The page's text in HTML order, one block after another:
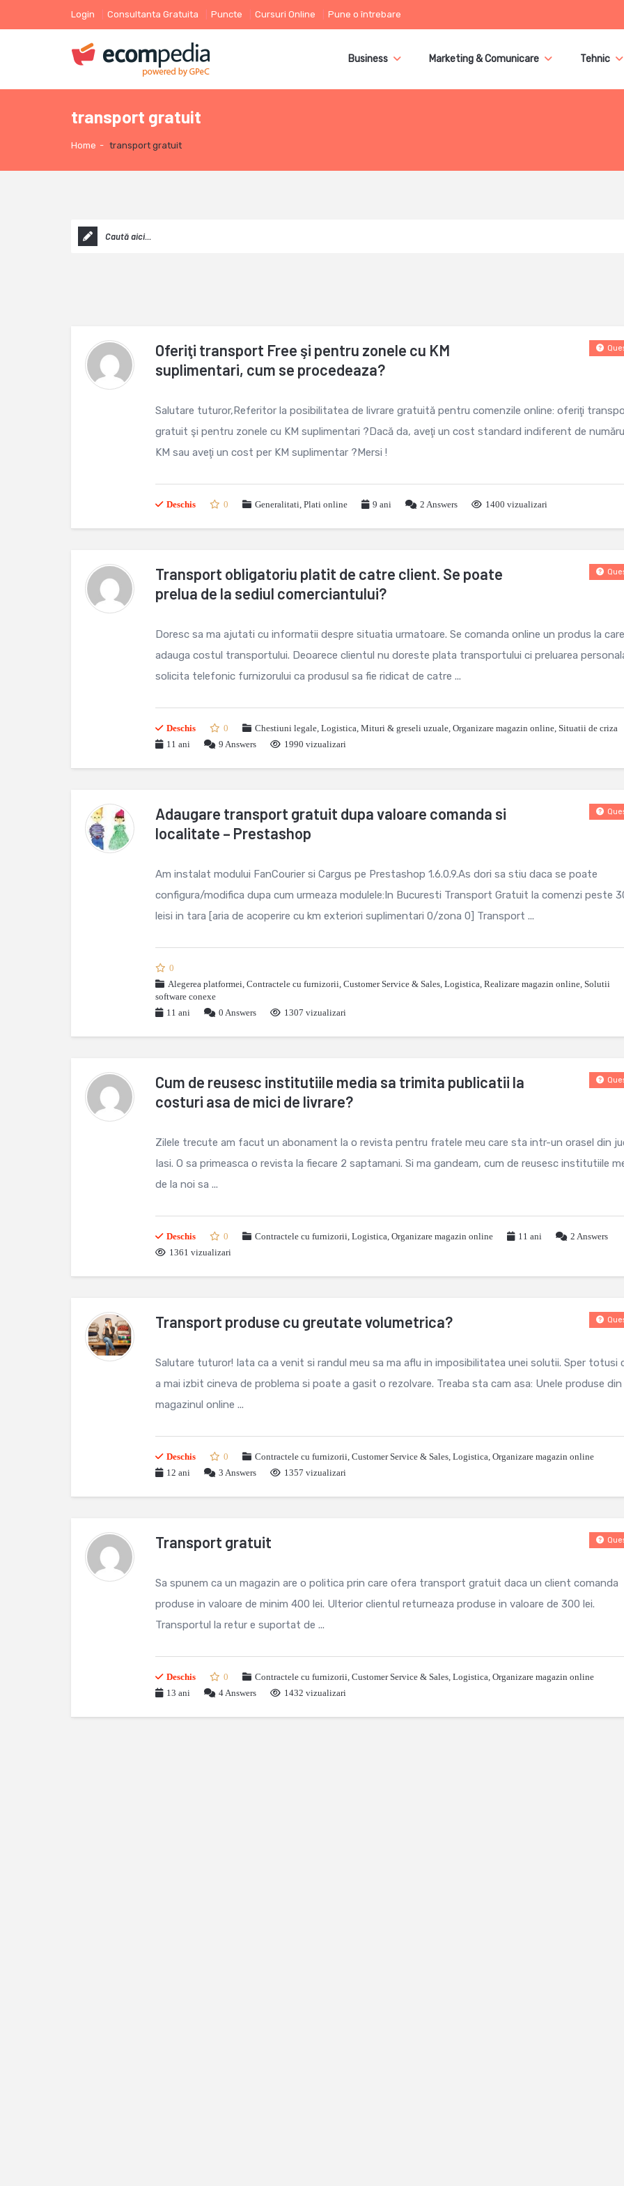
Login Consultanta Gratuita Puncte Cursuri Online Pune o întrebare
Business Marketing & Comunicare Tehnic
transport gratuit
Home - transport gratuit
Oferiţi transport Free şi pentru zonele cu KM
suplimentari, cum se procedeaza?
Salutare tuturor,Referitor la posibilitatea de livrare gratuită pentru comenzile online: oferiţi
gratuit şi pentru zonele cu KM suplimentari ?Dacă da, aveţi un cost standard indiferent de
KM sau aveţi un cost per KM suplimentar ?Mersi !
Deschis 0 Generalitati, Plati online 9 ani 2 Answers 1400 vizualizari
Transport obligatoriu platit de catre client. Se poate
prelua de la sediul comerciantului?
Doresc sa ma ajutati cu informatii despre situatia urmatoare. Se comanda online un produs la
adauga costul transportului. Deoarece clientul nu doreste plata transportului ci preluarea
solicita telefonic furnizorului ca produsul sa fie ridicat de catre ...
Deschis 0 Chestiuni legale, Logistica, Mituri & greseli uzuale, Organizare magazin online, Situatii de criza
11 ani
9 Answers 1990 vizualizari
Adaugare transport gratuit dupa valoare comanda si
localitate – Prestashop
Am instalat modului FanCourier si Cargus pe Prestashop 1.6.0.9.As dori sa stiu daca se poate
configura/modifica dupa cum urmeaza modulele:In Bucuresti Transport Gratuit la comenzi peste
leisi in tara [aria de acoperire cu km exteriori suplimentari 0/zona 0] Transport ...
0
Alegerea platformei, Contractele cu furnizorii, Customer Service & Sales, Logistica, Realizare magazin online, Solutii
software conexe
11 ani
0 Answers 1307 vizualizari
Cum de reusesc institutiile media sa trimita publicatii la
costuri asa de mici de livrare?
Zilele trecute am facut un abonament la o revista pentru fratele meu care sta intr-un orasel din
Iasi. O sa primeasca o revista la fiecare 2 saptamani. Si ma gandeam, cum de reusesc institutiile
de la noi sa ...
Deschis 0 Contractele cu furnizorii, Logistica, Organizare magazin online 11 ani 2 Answers
1361 vizualizari
Transport produse cu greutate volumetrica?
Salutare tuturor! Iata ca a venit si randul meu sa ma aflu in imposibilitatea unei solutii. Sper totusi
a mai izbit cineva de problema si poate a gasit o rezolvare. Treaba sta cam asa: Unele produse din
magazinul online ...
Deschis 0 Contractele cu furnizorii, Customer Service & Sales, Logistica, Organizare magazin online
12 ani
3 Answers 1357 vizualizari
Transport gratuit
Sa spunem ca un magazin are o politica prin care ofera transport gratuit daca un client comanda
produse in valoare de minim 400 lei. Ulterior clientul returneaza produse in valoare de 300 lei.
Transportul la retur e suportat de ...
Deschis 0 Contractele cu furnizorii, Customer Service & Sales, Logistica, Organizare magazin online
13 ani
4Answers 1432 vizualizari